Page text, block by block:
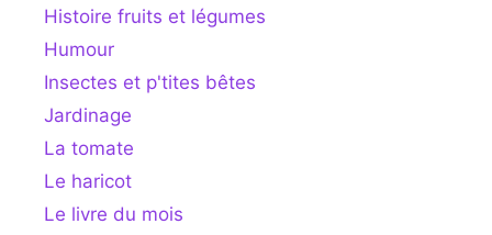
Histoire fruits et légumes
Humour
Insectes et p'tites bêtes
Jardinage
La tomate
Le haricot
Le livre du mois